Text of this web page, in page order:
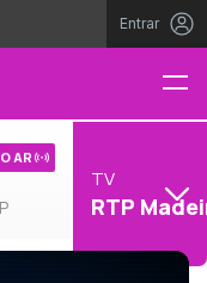
Entrar
AR
TV
RTP